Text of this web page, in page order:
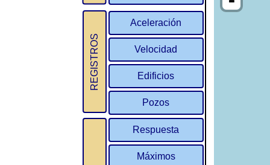
REGISTROS
Aceleración
Velocidad
Edificios
Pozos
Respuesta
Máximos